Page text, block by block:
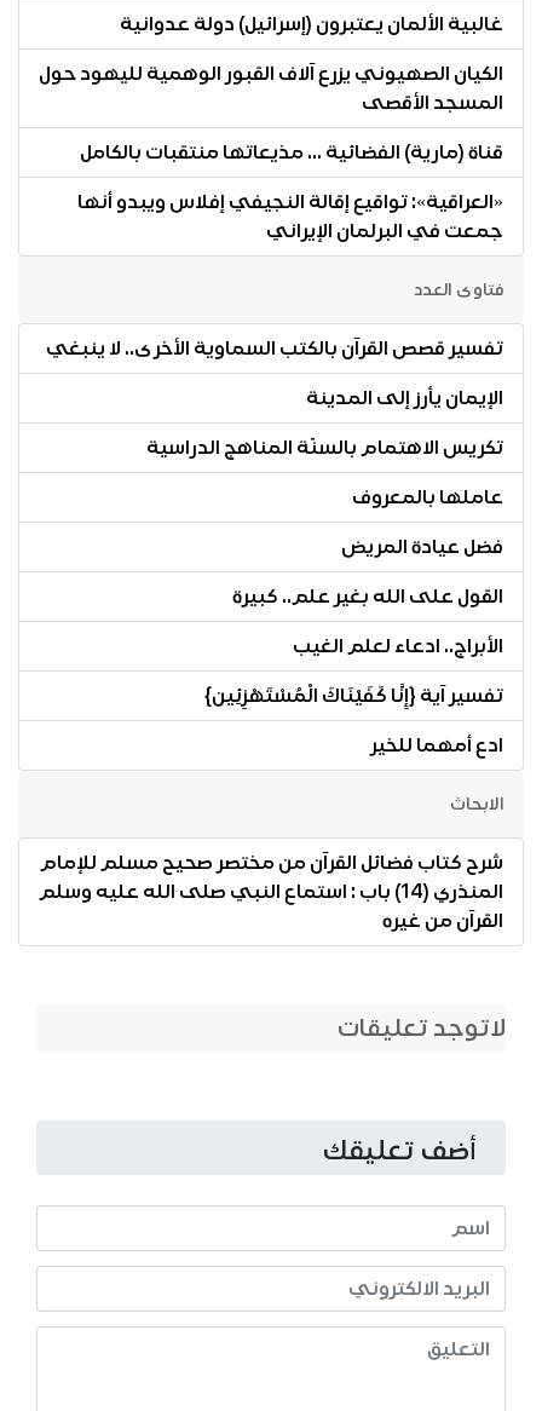
غالبية الألمان يعتبرون (إسرائيل) دولة عدوانية
الكيان الصهيوني يزرع آلاف القبور الوهمية لليهود حول
المسجد الأقصى
قناة (مارية) الفضائية ... مذيعاتها منتقبات بالكامل
«العراقية»: تواقيع إقالة النجيفي إفلاس ويبدو أنها
جمعت في البرلمان الإيراني
فتاوى العدد
تفسير قصص القرآن بالكتب السماوية الأخرى.. لا ينبغي
الإيمان يأرز إلى المدينة
تكريس الاهتمام بالسنّة المناهج الدراسية
عاملها بالمعروف
فضل عيادة المريض
القول على الله بغير علم.. كبيرة
الأبراج.. ادعاء لعلم الغيب
تفسير آية {إِنَّا كَفَيْنَاكَ الْمُسْتَهْزِئِين}
ادع أمهما للخير
الابحاث
شرح كتاب فضائل القرآن من مختصر صحيح مسلم للإمام
المنذري (14) باب : استماع النبي صلى الله عليه وسلم
القرآن من غيره
لاتوجد تعليقات
أضف تعليقك